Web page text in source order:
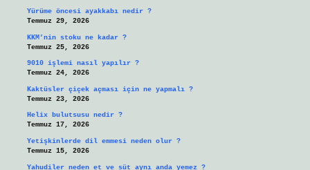
Yürüme öncesi ayakkabı nedir ?
Temmuz 29, 2026
KKM’nin stoku ne kadar ?
Temmuz 25, 2026
9010 işlemi nasıl yapılır ?
Temmuz 24, 2026
Kaktüsler çiçek açması için ne yapmalı ?
Temmuz 23, 2026
Helix bulutsusu nedir ?
Temmuz 17, 2026
Yetişkinlerde dil emmesi neden olur ?
Temmuz 15, 2026
Yahudiler neden et ve süt aynı anda yemez ?